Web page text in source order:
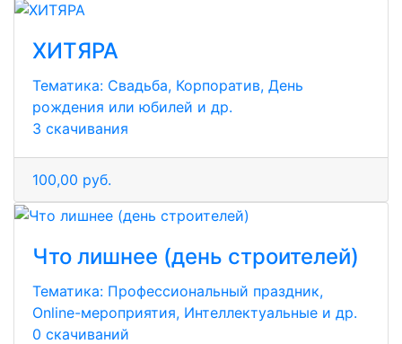
ХИТЯРА
Тематика: Свадьба, Корпоратив, День
рождения или юбилей и др.
3 скачивания
100,00 руб.
Что лишнее (день строителей)
Тематика: Профессиональный праздник,
Online-мероприятия, Интеллектуальные и др.
0 скачиваний